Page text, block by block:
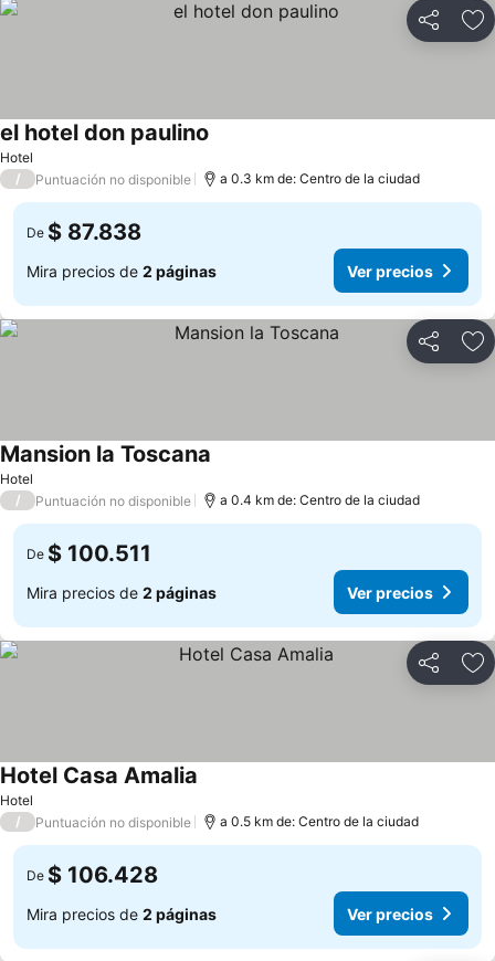
Compartir
Hotel
el hotel don paulino
/ Puntuación no disponible a 0.3 km de: Centro de la ciudad
De $ 87.838
Mira precios de 2 páginas Ver precios
Compartir
Hotel
Mansion la Toscana
/ Puntuación no disponible a 0.4 km de: Centro de la ciudad
De $ 100.511
Mira precios de 2 páginas Ver precios
Compartir
Hotel
Hotel Casa Amalia
/ Puntuación no disponible a 0.5 km de: Centro de la ciudad
De $ 106.428
Mira precios de 2 páginas Ver precios